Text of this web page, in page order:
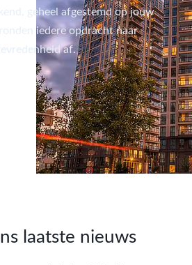
geheel afgestemd op jouw
iedere opdracht naar
af.
laatste nieuws